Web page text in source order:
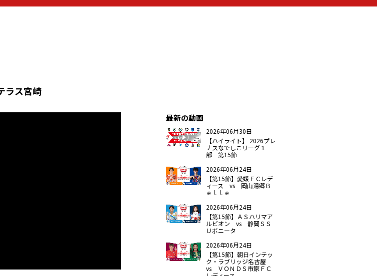
- - - - -
ラス宮崎
最新の動画
2026年06月30日
【ハイライト】 2026プレ
ナスなでしこリーグ１
部 第15節
2026年06月24日
【第15節】愛媛ＦＣレデ
ィース vs 岡山湯郷Ｂ
ｅｌｌｅ
2026年06月24日
【第15節】ＡＳハリマア
ルビオン vs 静岡ＳＳ
Ｕボニータ
2026年06月24日
【第15節】朝日インテッ
ク・ラブリッジ名古屋
vs ＶＯＮＤＳ市原ＦＣ